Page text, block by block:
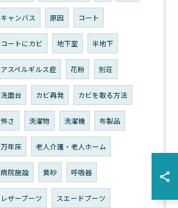
キャンバス 原因 コート
コートにカビ 地下室 半地下
アスペルギルス症 花粉 別荘
洗面台 カビ再発 カビを取る方法
怖さ 洗濯物 洗濯機 布製品
万年床 老人介護・老人ホーム
病院施設 黄砂 呼吸器
レザーブーツ スエードブーツ